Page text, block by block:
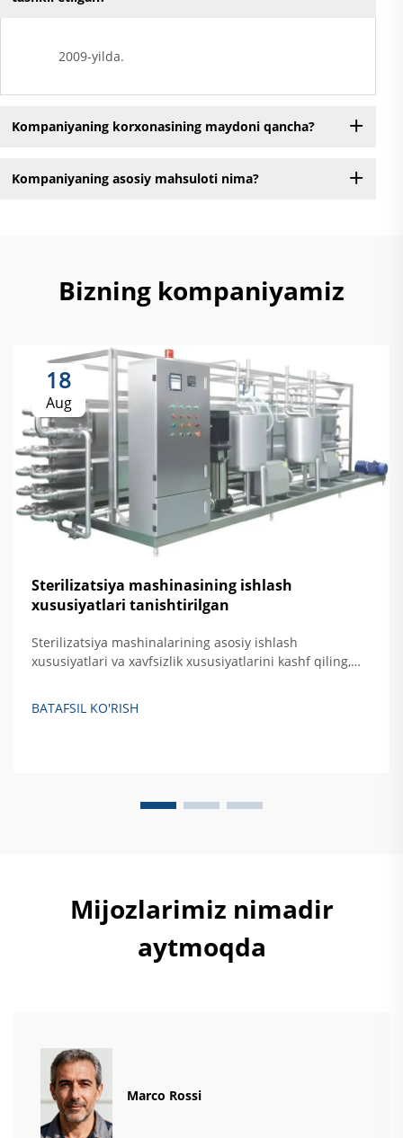
2009-yilda.
Kompaniyaning korxonasining maydoni qancha?
Kompaniyaning asosiy mahsuloti nima?
Bizning kompaniyamiz
18
Aug
Sterilizatsiya mashinasining ishlash
xususiyatlari tanishtirilgan
Sterilizatsiya mashinalarining asosiy ishlash
xususiyatlari va xavfsizlik xususiyatlarini kashf qiling,
samarali qattiq akslantiruvchi sterilizatsiya qilishni
BATAFSIL KO'RISH
Mijozlarimiz nimadir
aytmoqda
Marco Rossi